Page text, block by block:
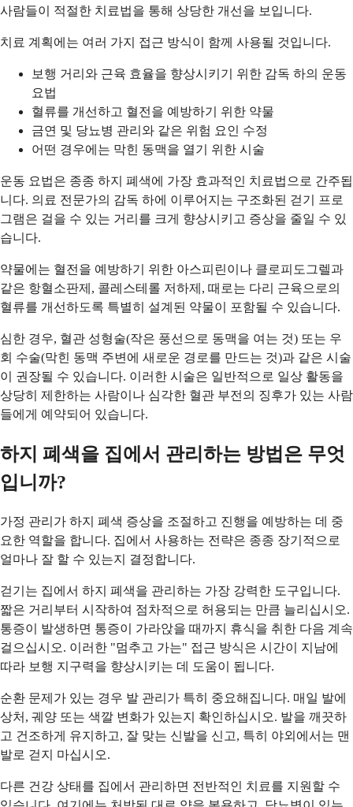
사람들이 적절한 치료법을 통해 상당한 개선을 보입니다.
치료 계획에는 여러 가지 접근 방식이 함께 사용될 것입니다.
보행 거리와 근육 효율을 향상시키기 위한 감독 하의 운동
요법
혈류를 개선하고 혈전을 예방하기 위한 약물
금연 및 당뇨병 관리와 같은 위험 요인 수정
어떤 경우에는 막힌 동맥을 열기 위한 시술
운동 요법은 종종 하지 폐색에 가장 효과적인 치료법으로 간주됩
니다. 의료 전문가의 감독 하에 이루어지는 구조화된 걷기 프로
그램은 걸을 수 있는 거리를 크게 향상시키고 증상을 줄일 수 있
습니다.
약물에는 혈전을 예방하기 위한 아스피린이나 클로피도그렐과
같은 항혈소판제, 콜레스테롤 저하제, 때로는 다리 근육으로의
혈류를 개선하도록 특별히 설계된 약물이 포함될 수 있습니다.
심한 경우, 혈관 성형술(작은 풍선으로 동맥을 여는 것) 또는 우
회 수술(막힌 동맥 주변에 새로운 경로를 만드는 것)과 같은 시술
이 권장될 수 있습니다. 이러한 시술은 일반적으로 일상 활동을
상당히 제한하는 사람이나 심각한 혈관 부전의 징후가 있는 사람
들에게 예약되어 있습니다.
하지 폐색을 집에서 관리하는 방법은 무엇
입니까?
가정 관리가 하지 폐색 증상을 조절하고 진행을 예방하는 데 중
요한 역할을 합니다. 집에서 사용하는 전략은 종종 장기적으로
얼마나 잘 할 수 있는지 결정합니다.
걷기는 집에서 하지 폐색을 관리하는 가장 강력한 도구입니다.
짧은 거리부터 시작하여 점차적으로 허용되는 만큼 늘리십시오.
통증이 발생하면 통증이 가라앉을 때까지 휴식을 취한 다음 계속
걸으십시오. 이러한 "멈추고 가는" 접근 방식은 시간이 지남에
따라 보행 지구력을 향상시키는 데 도움이 됩니다.
순환 문제가 있는 경우 발 관리가 특히 중요해집니다. 매일 발에
상처, 궤양 또는 색깔 변화가 있는지 확인하십시오. 발을 깨끗하
고 건조하게 유지하고, 잘 맞는 신발을 신고, 특히 야외에서는 맨
발로 걷지 마십시오.
다른 건강 상태를 집에서 관리하면 전반적인 치료를 지원할 수